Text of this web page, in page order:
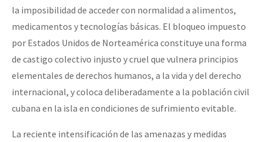
MULTIMEDIA
Audio
Fotorreportaje
Video
Otras secciones
la naturaleza bajo asedio)
[25 abr – CDMX] Tokín por el CNI: 30 años de Resistencia y
la imposibilidad de acceder con normalidad a alimentos,
medicamentos y tecnologías básicas. El bloqueo impuesto
por Estados Unidos de Norteamérica constituye una forma
de castigo colectivo injusto y cruel que vulnera principios
elementales de derechos humanos, a la vida y del derecho
internacional, y coloca deliberadamente a la población civil
cubana en la isla en condiciones de sufrimiento evitable.
La reciente intensificación de las amenazas y medidas